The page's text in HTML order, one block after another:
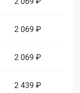
2 069 ₽
2 069 ₽
2 439 ₽